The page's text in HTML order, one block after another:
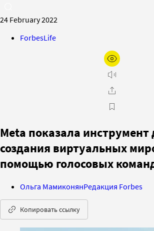
24 February 2022
ForbesLife
Meta показала инструмент
создания виртуальных
помощью голосовых
Ольга МамиконянРедакция Forbes
Копировать ссылку